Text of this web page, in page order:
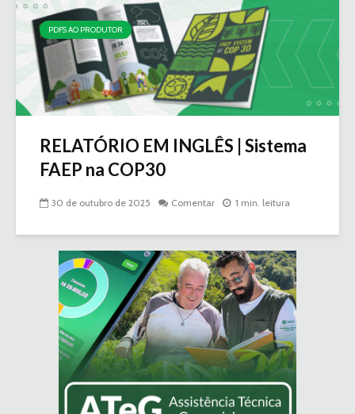
PDFS AO PRODUTOR
RELATÓRIO EM INGLÊS | Sistema
FAEP na COP30
30 de outubro de 2025 Comentar 1 min. leitura